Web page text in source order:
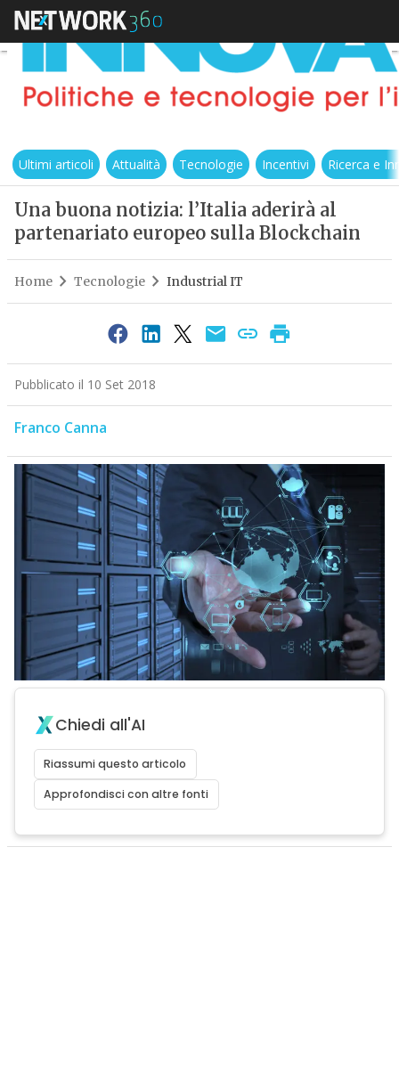
Ultimi articoli Attualità Tecnologie Incentivi Ricerca e
Una buona notizia: l’Italia aderirà al
partenariato europeo sulla Blockchain
Home Tecnologie Industrial IT
Pubblicato il 10 Set 2018
Franco Canna
Chiedi all'AI
Riassumi questo articolo
Approfondisci con altre fonti